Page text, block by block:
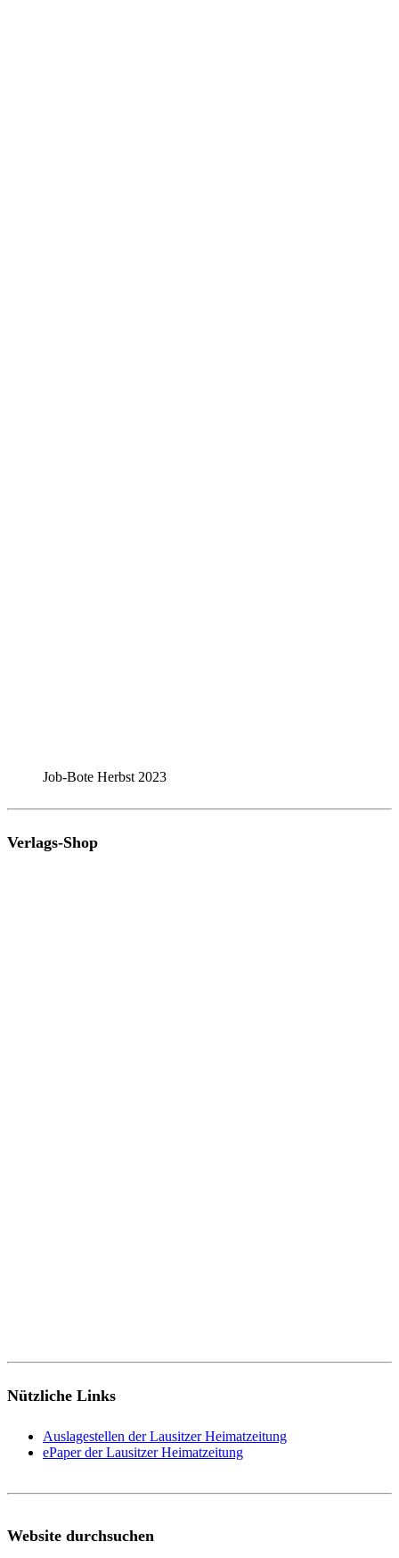
Job-Bote Herbst 2023
Verlags-Shop
Nützliche Links
Auslagestellen der Lausitzer Heimatzeitung
ePaper der Lausitzer Heimatzeitung
Website durchsuchen